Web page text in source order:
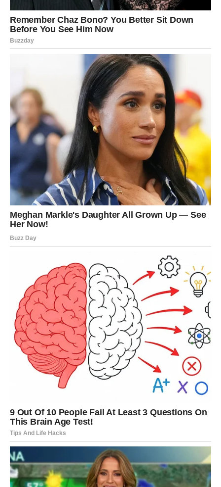
Veče donosi iznenađenje koje će vas naterati da
promenite mišljenje o jednoj osobi.
Rak
Rakovi danas osećaju svaku emociju mnogo jače nego
inače. Srce će biti glasnije od razuma, ali upravo to može
doneti najlepše trenutke.
Ako ste u vezi, partner će vam pokazati koliko mu značite.
Mogući su razgovori o zajedničkom životu, porodici ili
velikim planovima.
Slobodni Rakovi privlače osobu koja je dugo skrivala
svoja osećanja. Moguće je priznanje ljubavi koje će vas
potpuno iznenaditi.
Sudbina vam danas šalje priliku koju ne bi trebalo odbiti
zbog straha.
Lavovi će biti u centru pažnje gde god da se pojave.
Harizma koju danas nosite gotovo je nemoguće
ignorisati.
Zauzeti Lavovi rešavaju nesporazum koji ih je dugo
opterećivao. Partner konačno razume vaše potrebe i
spreman je na kompromis.
probuditi snažnu privlačnost. Iskra će biti obostrana.
Nemojte dozvoliti da vas ponos spreči da pokažete
emocije. Nekada upravo jedna iskrena rečenica menja
ceo život.